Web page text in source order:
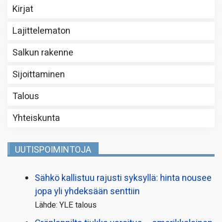
Kirjat
Lajittelematon
Salkun rakenne
Sijoittaminen
Talous
Yhteiskunta
UUTISPOIMINTOJA
Sähkö kallistuu rajusti syksyllä: hinta nousee
jopa yli yhdeksään senttiin
Lähde: YLE talous